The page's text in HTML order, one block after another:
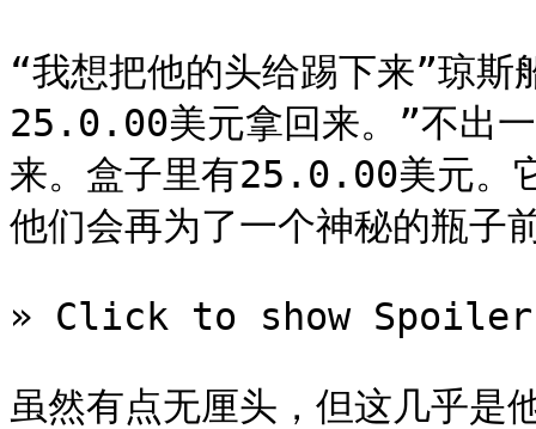
“我想把他的头给踢下来”琼斯
25.0.00美元拿回来。”不出
来。盒子里有25.0.00美元。
他们会再为了一个神秘的瓶子
» Click to show
虽然有点无厘头，但这几乎是